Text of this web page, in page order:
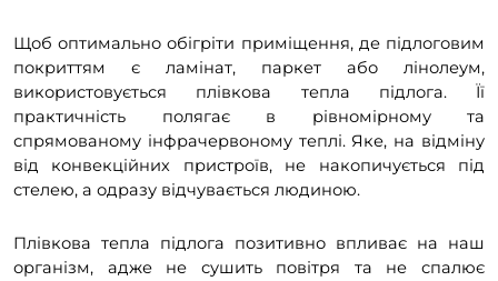
Щоб оптимально обігріти приміщення, де підлоговим
покриттям є ламінат, паркет або лінолеум,
використовується плівкова тепла підлога. Її
практичність полягає в рівномірному та
спрямованому інфрачервоному теплі. Яке, на відміну
від конвекційних пристроїв, не накопичується під
стелею, а одразу відчувається людиною.
Плівкова тепла підлога позитивно впливає на наш
організм, адже не сушить повітря та не спалює